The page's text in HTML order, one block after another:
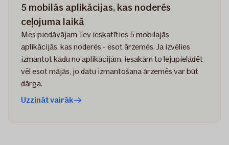
5 mobilās aplikācijas, kas noderēs
ceļojuma laikā
Mēs piedāvājam Tev ieskatīties 5 mobilajās
aplikācijās, kas noderēs - esot ārzemēs. Ja izvēlies
izmantot kādu no aplikācijām, iesakām to lejupielādēt
vēl esot mājās, jo datu izmantošana ārzemēs var būt
dārga.
Uzzināt vairāk